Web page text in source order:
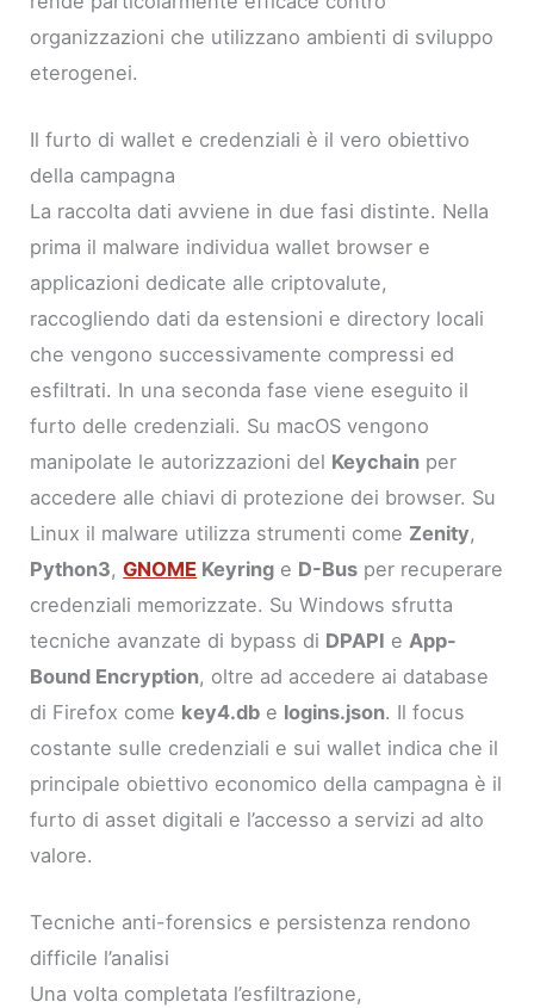
organizzazioni che utilizzano ambienti di sviluppo
eterogenei.
Il furto di wallet e credenziali è il vero obiettivo
della campagna
La raccolta dati avviene in due fasi distinte. Nella
prima il malware individua wallet browser e
applicazioni dedicate alle criptovalute,
raccogliendo dati da estensioni e directory locali
che vengono successivamente compressi ed
esfiltrati. In una seconda fase viene eseguito il
furto delle credenziali. Su macOS vengono
manipolate le autorizzazioni del Keychain per
accedere alle chiavi di protezione dei browser. Su
Linux il malware utilizza strumenti come Zenity,
Python3,GNOME Keyring e D-Bus per recuperare
credenziali memorizzate. Su Windows sfrutta
tecniche avanzate di bypass di DPAPI eApp-
Bound Encryption, oltre ad accedere ai database
di Firefox come key4.db e logins.json. Il focus
costante sulle credenziali e sui wallet indica che il
principale obiettivo economico della campagna è il
furto di asset digitali e l’accesso a servizi ad alto
valore.
Tecniche anti-forensics e persistenza rendono
difficile l’analisi
Una volta completata l’esfiltrazione,